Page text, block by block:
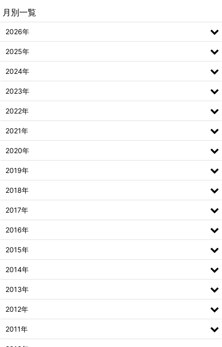
月別一覧
2026年
2025年
2024年
2023年
2022年
2021年
2020年
2019年
2018年
2017年
2016年
2015年
2014年
2013年
2012年
2011年